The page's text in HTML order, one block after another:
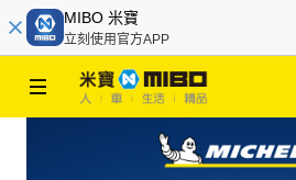
MIBO 米寶
立刻使用官方APP